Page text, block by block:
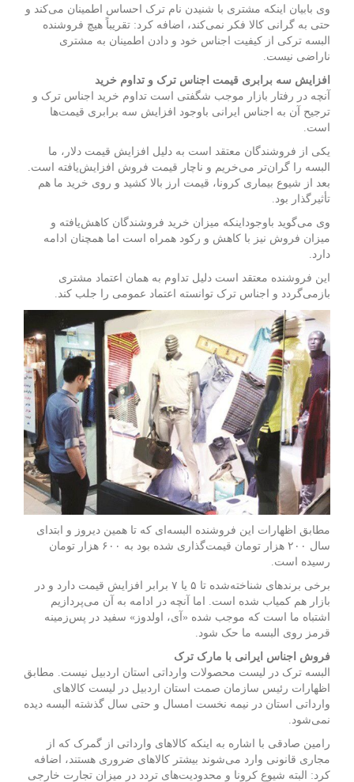
وی بابیان اینکه مشتری با شنیدن نام ترک احساس اطمینان می‌کند و
حتی به گرانی کالا فکر نمی‌کند، اضافه کرد: تقریباً هیچ فروشنده
البسه ترکی از کیفیت اجناس خود و دادن اطمینان به مشتری
ناراضی نیست.
افزایش سه برابری قیمت اجناس ترک و تداوم خرید
آنچه در رفتار بازار موجب شگفتی است تداوم خرید اجناس ترک و
ترجیح آن به اجناس ایرانی باوجود افزایش سه برابری قیمت‌ها
است.
یکی از فروشندگان معتقد است به دلیل افزایش قیمت دلار، ما
البسه را گران‌تر می‌خریم و ناچار قیمت فروش افزایش‌یافته است.
بعد از شیوع بیماری کرونا، قیمت ارز بالا کشید و روی خرید ما هم
تأثیرگذار بود.
وی می‌گوید باوجوداینکه میزان خرید فروشندگان کاهش‌یافته و
میزان فروش نیز با کاهش و رکود همراه است اما همچنان ادامه
دارد.
این فروشنده معتقد است دلیل تداوم به همان اعتماد مشتری
بازمی‌گردد و اجناس ترک توانسته اعتماد عمومی را جلب کند.
مطابق اظهارات این فروشنده البسه‌ای که تا همین دیروز و ابتدای
سال ۲۰۰ هزار تومان قیمت‌گذاری شده بود به ۶۰۰ هزار تومان
رسیده است.
برخی برندهای شناخته‌شده تا ۵ یا ۷ برابر افزایش قیمت دارد و در
بازار هم کمیاب شده است. اما آنچه در ادامه به آن می‌پردازیم
اشتباه ما است که موجب شده «آی، اولدوز» سفید در پس‌زمینه
قرمز روی البسه ما حک شود.
فروش اجناس ایرانی با مارک ترک
البسه ترک در لیست محصولات وارداتی استان اردبیل نیست. مطابق
اظهارات رئیس سازمان صمت استان اردبیل در لیست کالاهای
وارداتی استان در نیمه نخست امسال و حتی سال گذشته البسه دیده
نمی‌شود.
رامین صادقی با اشاره به اینکه کالاهای وارداتی از گمرک که از
مجاری قانونی وارد می‌شوند بیشتر کالاهای ضروری هستند، اضافه
کرد: البته شیوع کرونا و محدودیت‌های تردد در میزان تجارت خارجی